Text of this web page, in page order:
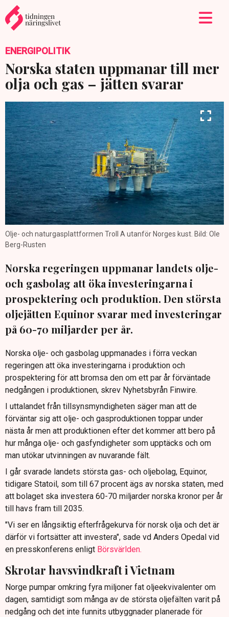
ENERGIPOLITIK
Norska staten uppmanar till mer
olja och gas – jätten svarar
Olje- och naturgasplattformen Troll A utanför Norges kust. Bild: Ole
Berg-Rusten
Norska regeringen uppmanar landets olje-
och gasbolag att öka investeringarna i
prospektering och produktion. Den största
oljejätten Equinor svarar med investeringar
på 60-70 miljarder per år.
Norska olje- och gasbolag uppmanades i förra veckan
regeringen att öka investeringarna i produktion och
prospektering för att bromsa den om ett par år förväntade
nedgången i produktionen, skrev Nyhetsbyrån Finwire.
I uttalandet från tillsynsmyndigheten säger man att de
förväntar sig att olje- och gasproduktionen toppar under
nästa år men att produktionen efter det kommer att bero på
hur många olje- och gasfyndigheter som upptäcks och om
man utökar utvinningen av nuvarande fält.
I går svarade landets största gas- och oljebolag, Equinor,
tidigare Statoil, som till 67 procent ägs av norska staten, med
att bolaget ska investera 60-70 miljarder norska kronor per år
till havs fram till 2035.
"Vi ser en långsiktig efterfrågekurva för norsk olja och det är
därför vi fortsätter att investera", sade vd Anders Opedal vid
en presskonferens enligt Börsvärlden.
Skrotar havsvindkraft i Vietnam
Norge pumpar omkring fyra miljoner fat oljeekvivalenter om
dagen, samtidigt som många av de största oljefälten varit på
nedgång och det inte funnits utbyggnader planerade för